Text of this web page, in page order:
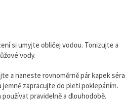
si umyjte obličej vodou. Tonizujte a
vody.
a naneste rovnoměrně pár kapek séra
zapracujte do pleti poklepáním.
pravidelně a dlouhodobě.